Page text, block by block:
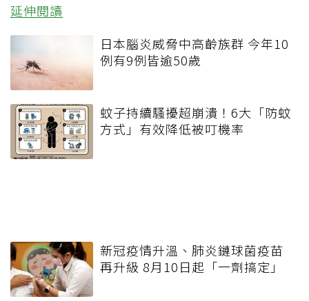
延伸閱讀
日本腦炎威脅中高齡族群 今年10
例有9例皆逾50歲
蚊子持續騷擾超崩潰！6大「防蚊
方式」有效降低被叮機率
新冠疫情升溫、肺炎鏈球菌疫苗
再升級 8月10日起「一劑搞定」